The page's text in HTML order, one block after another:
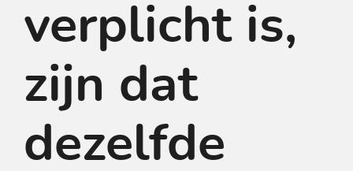
verplicht is,
zijn dat
dezelfde